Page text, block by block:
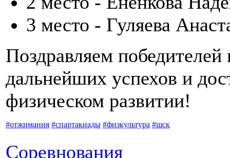
3 место - Гуляева
Поздравляем
дальнейших успехов и
физическом развитии!
#отжимания #спартакиады #физкультура #шск
Соревнования